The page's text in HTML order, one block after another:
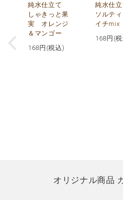
純水仕立て
しゃきっと果
実 オレンジ
＆マンゴー
168 円(税込)
純水仕
ソルティ
イチmix
168 円(
オリジナル商品